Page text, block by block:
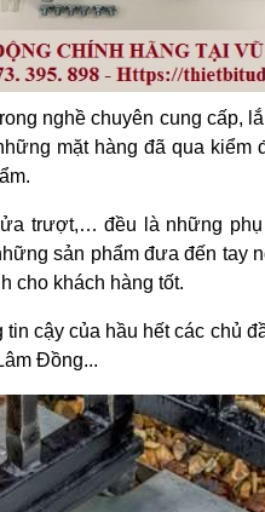
nghề chuyên cung cấp,
mặt hàng đã qua kiểm
trượt,… đều là những
sản phẩm đưa đến tay
cho khách hàng tốt.
cậy của hầu hết các chủ
Đồng...